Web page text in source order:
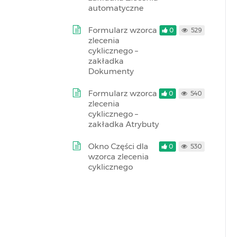
automatyczne
Formularz wzorca
zlecenia
cyklicznego –
zakładka
Dokumenty
0 529
Formularz wzorca
zlecenia
cyklicznego –
zakładka Atrybuty
0 540
Okno Części dla
wzorca zlecenia
cyklicznego
0 530